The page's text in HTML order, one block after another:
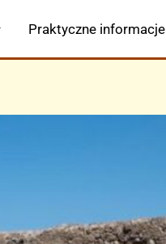
Praktyczne informacje